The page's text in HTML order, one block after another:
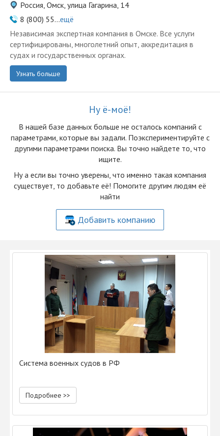
Россия, Омск, улица Гагарина, 14
8 (800) 55...ещё
Независимая экспертная компания в Омске. Все услуги
сертифицированы, многолетний опыт, аккредитация в
судах и государственных органах.
Узнать больше
Ну ё-моё!
В нашей базе данных больше не осталоcь компаний с
параметрами, которые вы задали. Поэкспериментируйте с
другими параметрами поиска. Вы точно найдете то, что
ищите.
Ну а если вы точно уверены, что именно такая компания
существует, то добавьте её! Помогите другим людям её
найти
Добавить компанию
Система военных судов в РФ
Подробнее >>